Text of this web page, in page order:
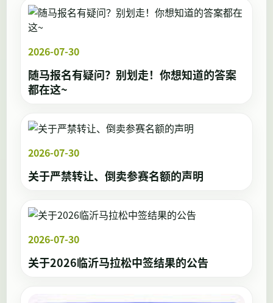
2026-07-30
随马报名有疑问？别划走！你想知道的答案
都在这~
2026-07-30
关于严禁转让、倒卖参赛名额的声明
2026-07-30
关于2026临沂马拉松中签结果的公告